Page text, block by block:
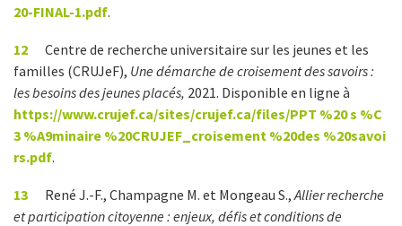
20-FINAL-1.pdf.
12
Centre de recherche universitaire sur les jeunes et les
familles (CRUJeF), Une démarche de croisement des savoirs :
les besoins des jeunes placés, 2021. Disponible en ligne à
https://www.crujef.ca/sites/crujef.ca/files/PPT %20 s %C
3 %A9minaire %20CRUJEF_croisement %20des %20savoi
rs.pdf.
13 René J.-F., Champagne M. et Mongeau S.,Allier recherche
et participation citoyenne : enjeux, défis et conditions de